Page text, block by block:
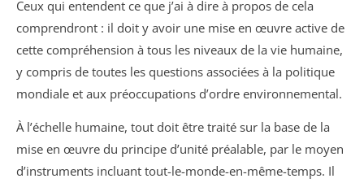
Ceux qui entendent ce que j’ai à dire à propos de cela
comprendront : il doit y avoir une mise en œuvre active de
cette compréhension à tous les niveaux de la vie humaine,
y compris de toutes les questions associées à la politique
mondiale et aux préoccupations d’ordre environnemental.
À l’échelle humaine, tout doit être traité sur la base de la
mise en œuvre du principe d’unité préalable, par le moyen
d’instruments incluant tout-le-monde-en-même-temps. Il